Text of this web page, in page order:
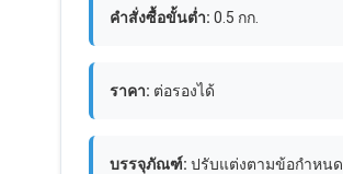
คำสั่งซื้อขั้นต่ำ: 0.5 กก.
ราคา: ต่อรองได้
บรรจุภัณฑ์: ปรับแต่งตามข้อกำหนด